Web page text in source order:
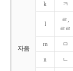
자음
k ㅋ
l
ㄹ,
ㄹㄹ
m ㅁ
n ㄴ